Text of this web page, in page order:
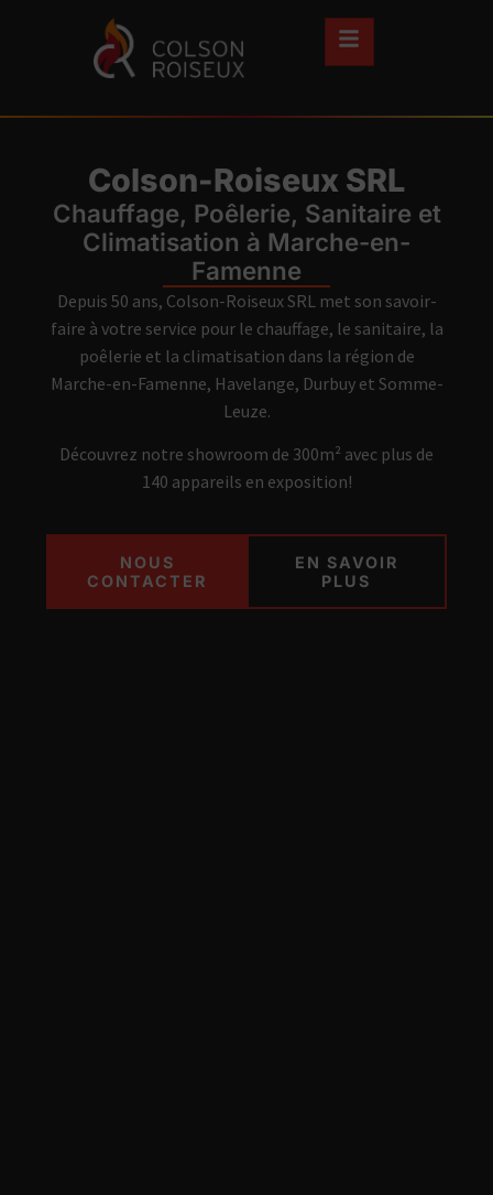
Colson-Roiseux SRL
Chauffage, Poêlerie, Sanitaire et
Climatisation à Marche-en-
Famenne
Depuis 50 ans, Colson-Roiseux SRL met son savoir-
faire à votre service pour le chauffage, le sanitaire, la
poêlerie et la climatisation dans la région de
Marche-en-Famenne, Havelange, Durbuy et Somme-
Leuze.
Découvrez notre showroom de 300m² avec plus de
140 appareils en exposition!
NOUS
CONTACTER
EN SAVOIR
PLUS